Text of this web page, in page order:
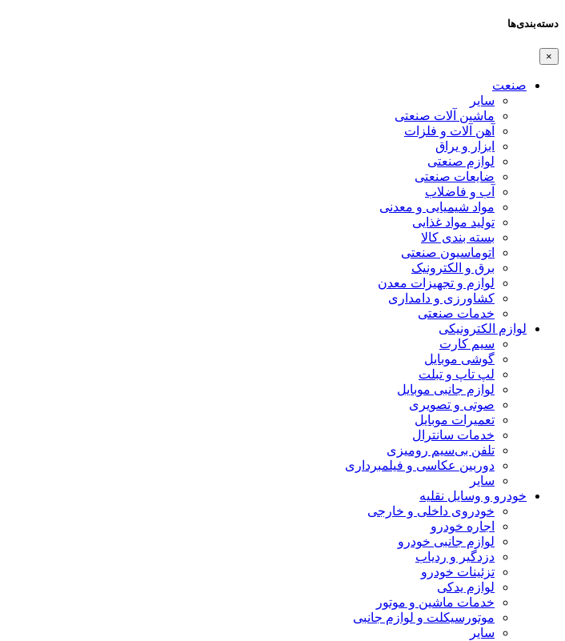
دسته‌بندی‌ها
×
صنعت
سایر
ماشین آلات صنعتی
آهن آلات و فلزات
ابزار و یراق
لوازم صنعتی
ضایعات صنعتی
آب و فاضلاب
مواد شیمیایی و معدنی
تولید مواد غذایی
بسته بندی کالا
اتوماسیون صنعتی
برق و الکترونیک
لوازم و تجهیزات معدن
کشاورزی و دامداری
خدمات صنعتی
لوازم الکترونیکی
سیم کارت
گوشی موبایل
لپ تاپ و تبلت
لوازم جانبی موبایل
صوتی و تصویری
تعمیرات موبایل
خدمات سانترال
تلفن بی‌سیم رومیزی
دوربین عکاسی و فیلمبرداری
سایر
خودرو و وسایل نقلیه
خودروی داخلی و خارجی
اجاره خودرو
لوازم جانبی خودرو
دزدگیر و ردیاب
تزئینات خودرو
لوازم یدکی
خدمات ماشین و موتور
موتورسیکلت و لوازم جانبی
سایر